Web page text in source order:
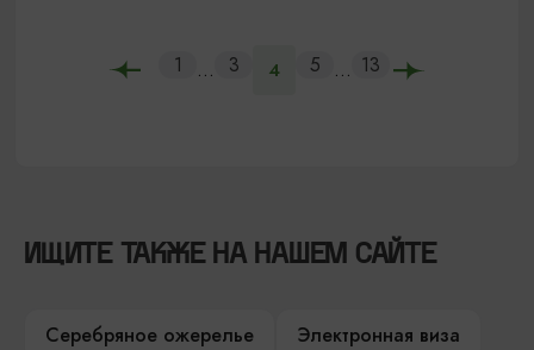
1 ... 3 4 5 ... 13
ИЩИТЕ ТАКЖЕ НА НАШЕМ САЙТЕ
Серебряное ожерелье
Электронная виза